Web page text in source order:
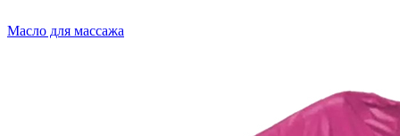
Масло для массажа